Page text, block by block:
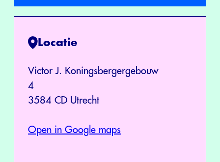
Locatie
Victor J. Koningsbergergebouw
4
3584 CD Utrecht
Open in Google maps